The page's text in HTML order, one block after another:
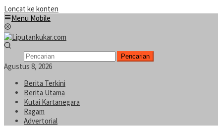
Loncat ke konten
Menu Mobile
Pencarian
Agustus 8, 2026
Berita Terkini
Berita Utama
Kutai Kartanegara
Ragam
Advertorial